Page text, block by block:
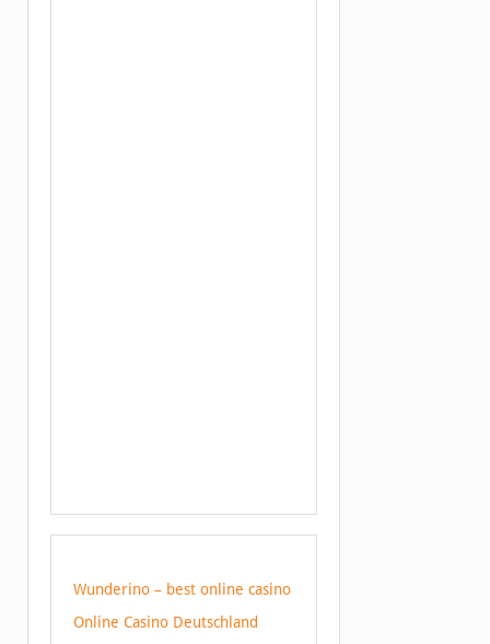
Wunderino – best online casino
Online Casino Deutschland